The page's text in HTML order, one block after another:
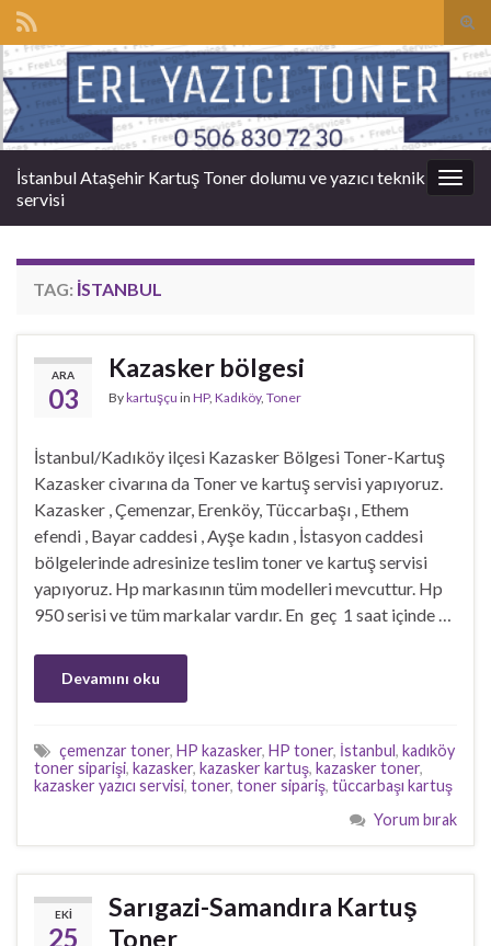
Search for:
İstanbul Ataşehir Kartuş Toner dolumu ve yazıcı teknik
servisi
TAG: İSTANBUL
ARA
03
Kazasker bölgesi
Bykartuşçu in HP, Kadıköy, Toner
İstanbul/Kadıköy ilçesi Kazasker Bölgesi Toner-Kartuş
Kazasker civarına da Toner ve kartuş servisi yapıyoruz.
Kazasker , Çemenzar, Erenköy, Tüccarbaşı , Ethem
efendi , Bayar caddesi , Ayşe kadın , İstasyon caddesi
bölgelerinde adresinize teslim toner ve kartuş servisi
yapıyoruz. Hp markasının tüm modelleri mevcuttur. Hp
950 serisi ve tüm markalar vardır. En geç 1 saat içinde …
Devamını oku
çemenzar toner, HP kazasker, HP toner, İstanbul, kadıköy
toner siparişi, kazasker, kazasker kartuş, kazasker toner,
kazasker yazıcı servisi, toner, toner sipariş, tüccarbaşı kartuş
Yorum bırak
EKI
25
Sarıgazi-Samandıra Kartuş
Toner